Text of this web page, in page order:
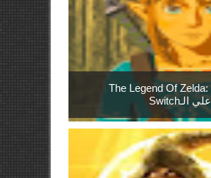
تعرف علي حجم لعبة The Legend Of Zelda: